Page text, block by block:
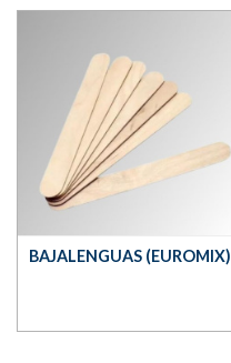
BAJALENGUAS (EUROMIX)